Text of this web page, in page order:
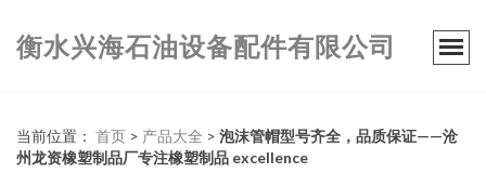
衡水兴海石油设备配件有限公司
当前位置： 首页 > 产品大全 > 泡沫管帽型号齐全，品质保证——沧
州龙资橡塑制品厂专注橡塑制品 excellence